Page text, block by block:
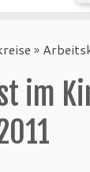
»
im